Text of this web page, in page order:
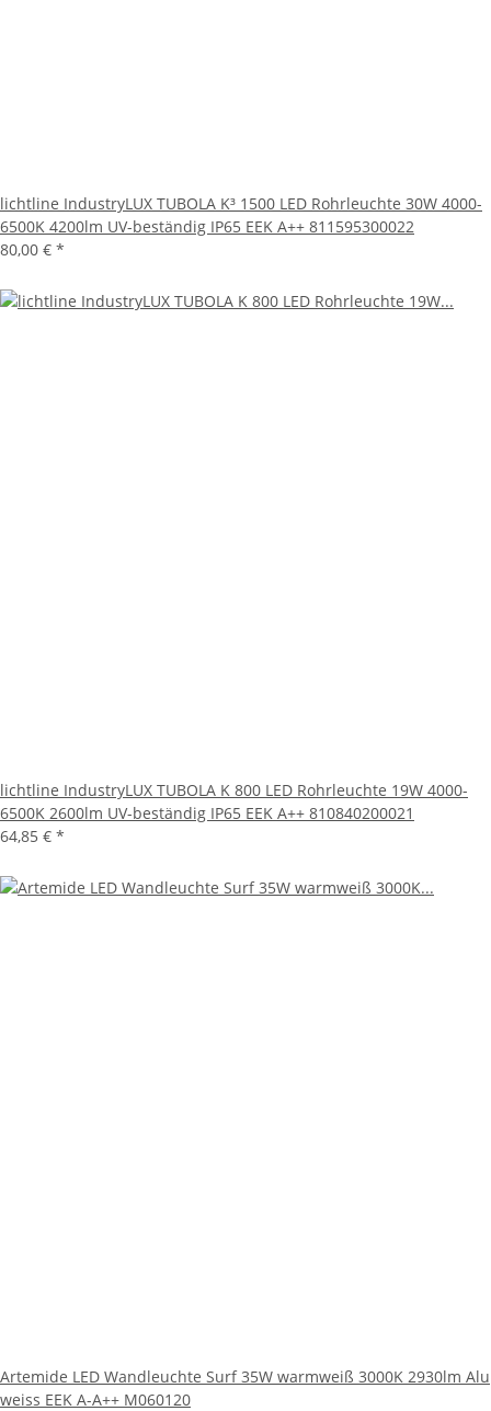
lichtline IndustryLUX TUBOLA K³ 1500 LED Rohrleuchte 30W 4000-
6500K 4200lm UV-beständig IP65 EEK A++ 811595300022
80,00 € *
lichtline IndustryLUX TUBOLA K 800 LED Rohrleuchte 19W 4000-
6500K 2600lm UV-beständig IP65 EEK A++ 810840200021
64,85 € *
Artemide LED Wandleuchte Surf 35W warmweiß 3000K 2930lm Alu
weiss EEK A-A++ M060120